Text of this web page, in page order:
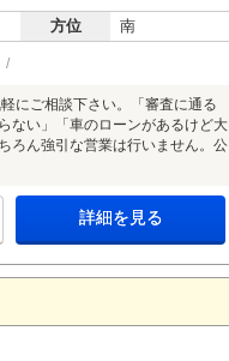
方位 南
にご相談下さい。「審査に通る
ない」「車のローンがあるけど大
ろん強引な営業は行いません。公
詳細を見る